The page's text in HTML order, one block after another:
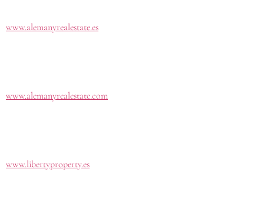
www.alemanyrealestate.es
www.alemanyrealestate.com
www.libertyproperty.es